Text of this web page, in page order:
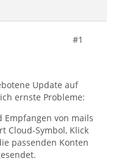
#1
Update auf
ernste Probleme:
Empfangen von mails
Cloud-Symbol, Klick
passenden Konten